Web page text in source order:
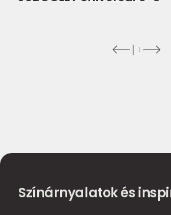
Színárnyalatok és